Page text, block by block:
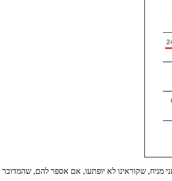
מניח, שקוראינו לא יופתעו, אם אספר להם, שהמדובר